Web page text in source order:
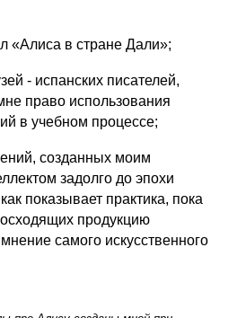
«Алиса в стране Дали»;
- испанских писателей,
право использования
в учебном процессе;
созданных моим
задолго до эпохи
показывает практика, пока
продукцию
самого искусственного